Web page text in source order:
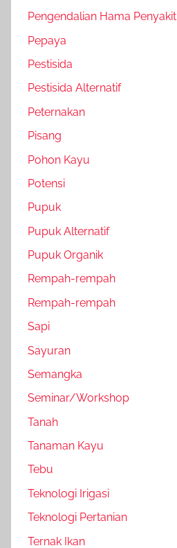
Pengendalian Hama Penyakit
Pepaya
Pestisida
Pestisida Alternatif
Peternakan
Pisang
Pohon Kayu
Potensi
Pupuk
Pupuk Alternatif
Pupuk Organik
Rempah-rempah
Rempah-rempah
Sapi
Sayuran
Semangka
Seminar/Workshop
Tanah
Tanaman Kayu
Tebu
Teknologi Irigasi
Teknologi Pertanian
Ternak Ikan